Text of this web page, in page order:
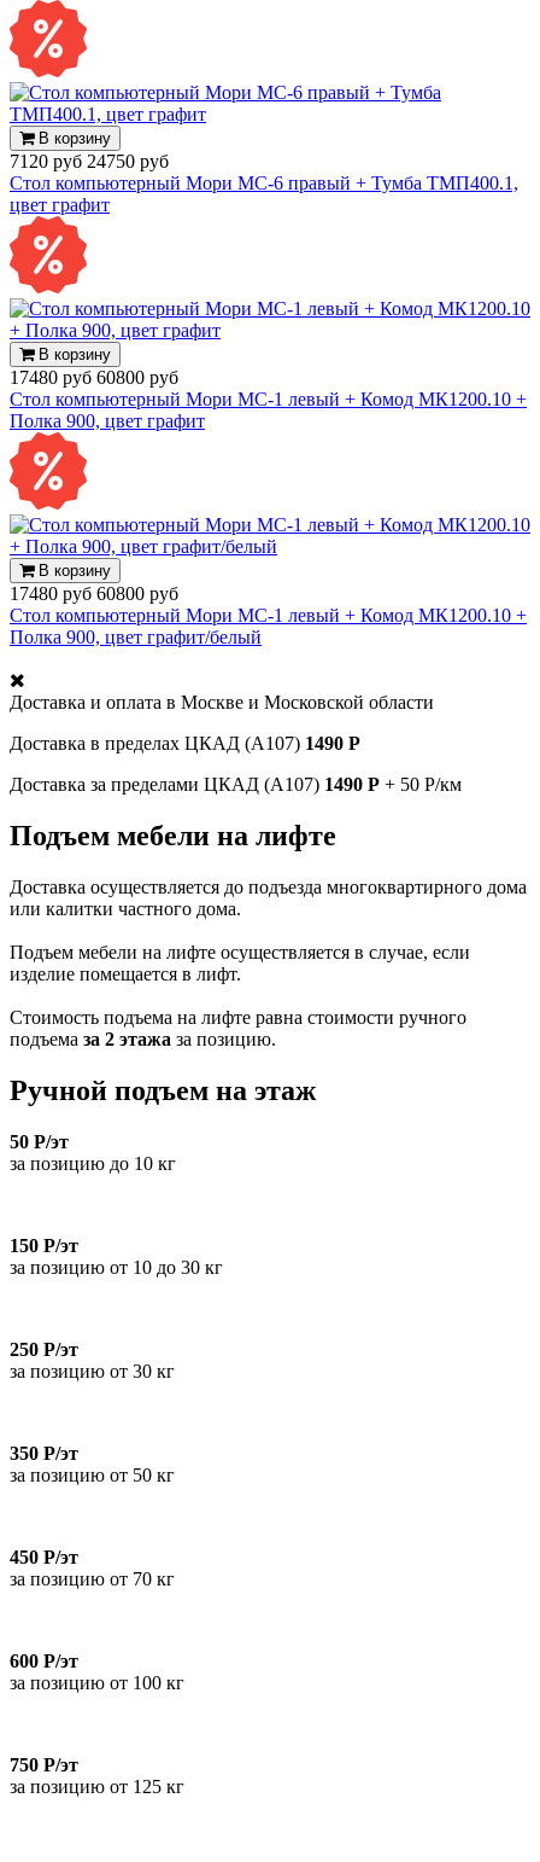
В корзину
7120 руб 24750 руб
Стол компьютерный Мори МС-6 правый + Тумба ТМП400.1,
цвет графит
В корзину
17480 руб 60800 руб
Стол компьютерный Мори МС-1 левый + Комод МК1200.10 +
Полка 900, цвет графит
В корзину
17480 руб 60800 руб
Стол компьютерный Мори МС-1 левый + Комод МК1200.10 +
Полка 900, цвет графит/белый
Доставка и оплата в Москве и Московской области
Доставка в пределах ЦКАД (А107) 1490 Р
Доставка за пределами ЦКАД (А107) 1490 Р + 50 Р/км
Подъем мебели на лифте
Доставка осуществляется до подъезда многоквартирного дома
или калитки частного дома.
Подъем мебели на лифте осуществляется в случае, если
изделие помещается в лифт.
Стоимость подъема на лифте равна стоимости ручного
подъема за 2 этажа за позицию.
Ручной подъем на этаж
50 Р/эт
за позицию до 10 кг
150 Р/эт
за позицию от 10 до 30 кг
250 Р/эт
за позицию от 30 кг
350 Р/эт
за позицию от 50 кг
450 Р/эт
за позицию от 70 кг
600 Р/эт
за позицию от 100 кг
750 Р/эт
за позицию от 125 кг